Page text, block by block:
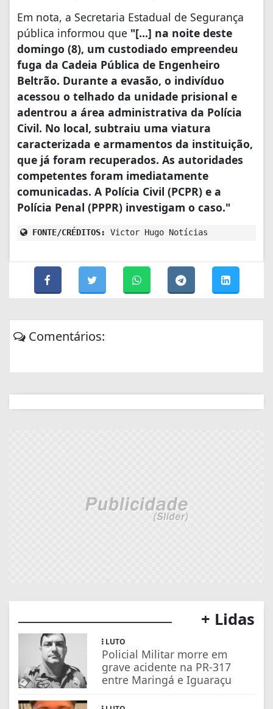
Em nota, a Secretaria Estadual de Segurança
pública informou que "[...] na noite deste
domingo (8), um custodiado empreendeu
fuga da Cadeia Pública de Engenheiro
Beltrão. Durante a evasão, o indivíduo
acessou o telhado da unidade prisional e
adentrou a área administrativa da Polícia
Civil. No local, subtraiu uma viatura
caracterizada e armamentos da instituição,
que já foram recuperados. As autoridades
competentes foram imediatamente
comunicadas. A Polícia Civil (PCPR) e a
Polícia Penal (PPPR) investigam o caso."
FONTE/CRÉDITOS: Victor Hugo Notícias
Comentários:
+ Lidas
LUTO
Policial Militar morre em
grave acidente na PR-317
entre Maringá e Iguaraçu